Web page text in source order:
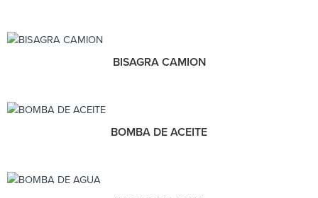
BISAGRA CAMION
BOMBA DE ACEITE